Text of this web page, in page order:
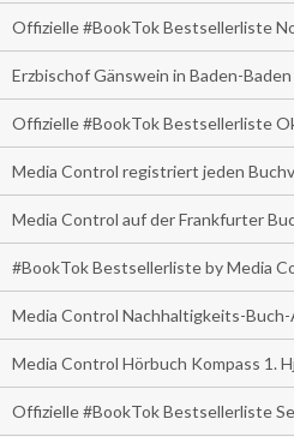
Offizielle #BookTok Bestsellerliste
Erzbischof Gänswein in Baden-Baden
Offizielle #BookTok Bestsellerliste
Media Control registriert jeden
Media Control auf der Frankfurter
#BookTok Bestsellerliste by Media
Media Control Nachhaltigkeits-
Media Control Hörbuch Kompass 1.
Offizielle #BookTok Bestsellerliste